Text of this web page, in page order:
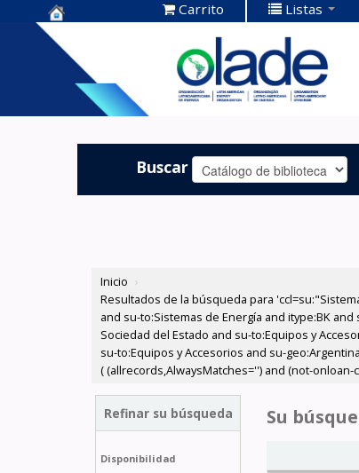
Centro de
Documentación
OLADE -
Carrito Listas
Buscar
Inicio ›
Resultados de la búsqueda para
and su-to:Sistemas de Energía and itype:BK
Sociedad del Estado and su-to:Equipos y
su-to:Equipos y Accesorios and su-
( (allrecords,AlwaysMatches='') and (not-
Refinar su búsqueda
Disponibilidad
Su